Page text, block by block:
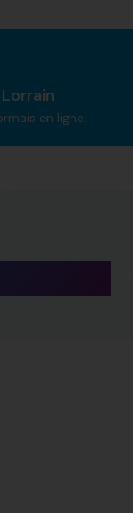
en ligne.